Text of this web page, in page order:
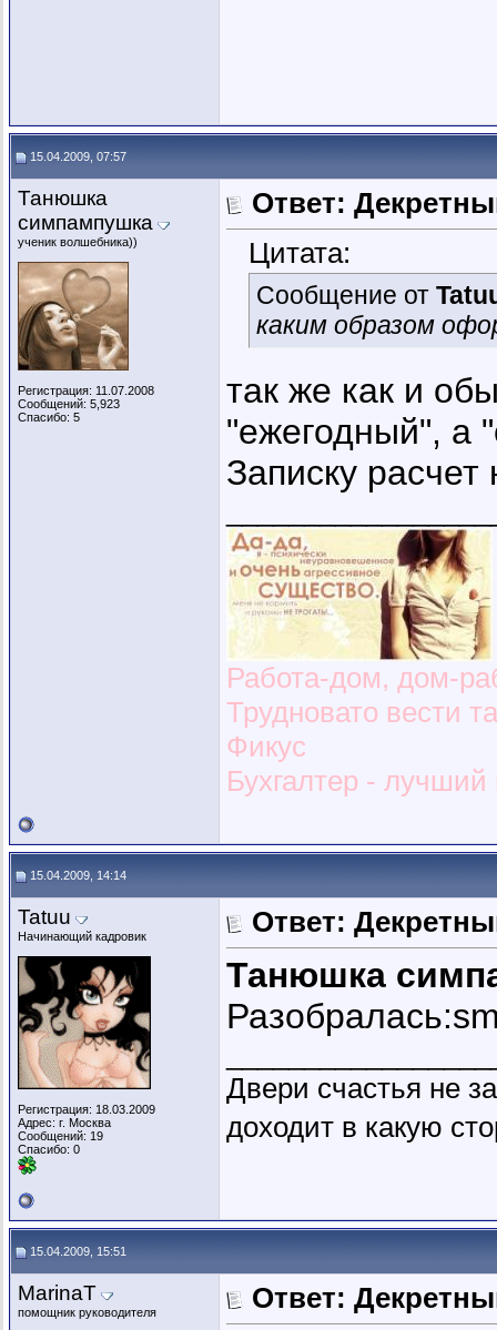
15.04.2009, 07:57
Танюшка
симпампушка
ученик волшебника))
Регистрация: 11.07.2008
Сообщений: 5,923
Спасибо: 5
Ответ:
Цитата:
Сообщение от
каким образом
так же как и
"ежегодный", а
Записку расчет
Работа-дом, дом-
Трудновато вести
Фикус
Бухгалтер -
15.04.2009, 14:14
Tatuu
Начинающий кадровик
Регистрация: 18.03.2009
Адрес: г. Москва
Сообщений: 19
Спасибо: 0
Ответ:
Танюшка
Двери счастья не
доходит в какую
15.04.2009, 15:51
MarinaT
помощник руководителя
Ответ: